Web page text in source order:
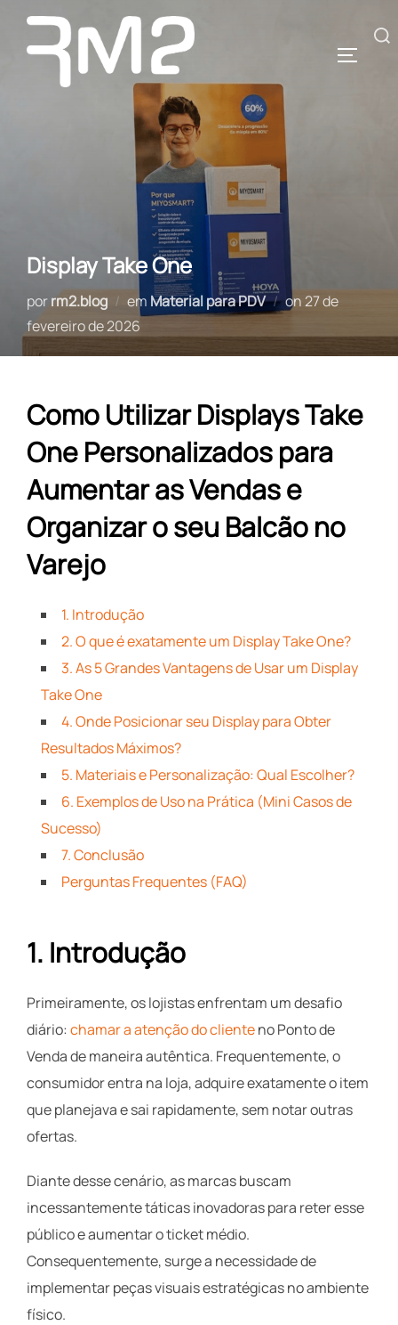
Pular
conteúdo
Pesquisar
Display Take One
porrm2.blog em Material para PDV on Postado
27 de
fevereiro de 2026
Como Utilizar Displays Take
One Personalizados para
Aumentar as Vendas e
Organizar o seu Balcão no
Varejo
1. Introdução
2. O que é exatamente um Display Take One?
3. As 5 Grandes Vantagens de Usar um Display
Take One
4. Onde Posicionar seu Display para Obter
Resultados Máximos?
5. Materiais e Personalização: Qual Escolher?
6. Exemplos de Uso na Prática (Mini Casos de
Sucesso)
7. Conclusão
Perguntas Frequentes (FAQ)
1. Introdução
Primeiramente, os lojistas enfrentam um desafio
diário:chamar a atenção do clienteno Ponto de
Venda de maneira autêntica. Frequentemente, o
consumidor entra na loja, adquire exatamente o item
que planejava e sai rapidamente, sem notar outras
ofertas.
Diante desse cenário, as marcas buscam
incessantemente táticas inovadoras para reter esse
público e aumentar o ticket médio.
Consequentemente, surge a necessidade de
implementar peças visuais estratégicas no ambiente
físico.